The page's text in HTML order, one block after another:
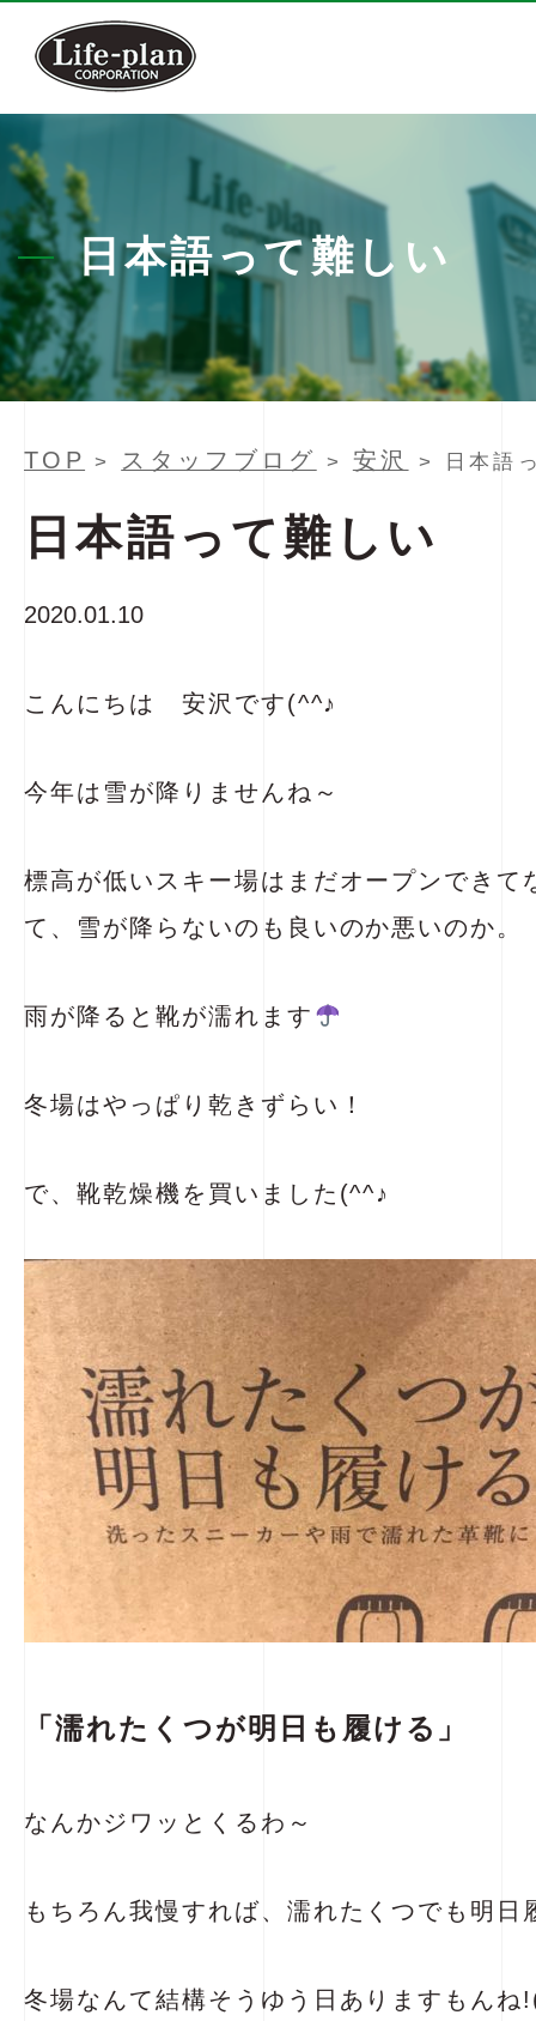
日本語って難しい
TOP > スタッフブログ > 安沢 > 日本語
日本語って難しい
2020.01.10
こんにちは 安沢です(^^♪
今年は雪が降りませんね～
標高が低いスキー場はまだオープンできて
て、雪が降らないのも良いのか悪いのか。
雨が降ると靴が濡れます
冬場はやっぱり乾きずらい！
で、靴乾燥機を買いました(^^♪
「濡れたくつが明日も履ける」
なんかジワッとくるわ～
もちろん我慢すれば、濡れたくつでも明
冬場なんて結構そうゆう日ありますもん